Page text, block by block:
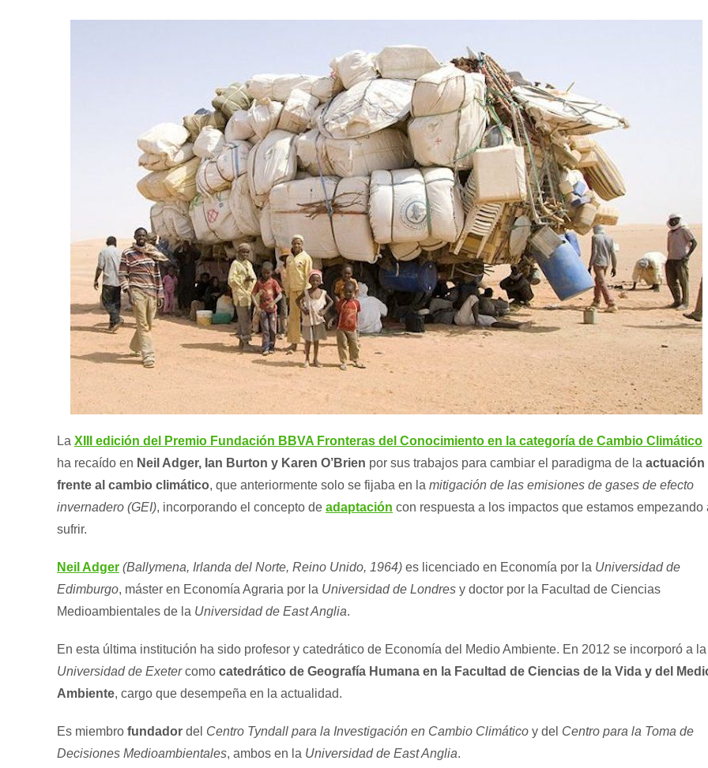
La XIII edición del Premio Fundación BBVA Fronteras del Conocimiento en la categoría de Cambio Climático
ha recaído en Neil Adger, Ian Burton y Karen O’Brien por sus trabajos para cambiar el paradigma de la actuación
frente al cambio climático, que anteriormente solo se fijaba en la mitigación de las emisiones de gases de efecto
invernadero (GEI), incorporando el concepto de adaptación con respuesta a los impactos que estamos empezando
sufrir.
Neil Adger (Ballymena, Irlanda del Norte, Reino Unido, 1964) es licenciado en Economía por la Universidad de
Edimburgo, máster en Economía Agraria por la Universidad de Londres y doctor por la Facultad de Ciencias
Medioambientales de la Universidad de East Anglia.
En esta última institución ha sido profesor y catedrático de Economía del Medio Ambiente. En 2012 se incorporó a la
Universidad de Exetercomo catedrático de Geografía Humana en la Facultad de Ciencias de la Vida y del
Ambiente, cargo que desempeña en la actualidad.
Es miembro fundador del Centro Tyndall para la Investigación en Cambio Climático y del Centro para la Toma de
Decisiones Medioambientales, ambos en la Universidad de East Anglia.